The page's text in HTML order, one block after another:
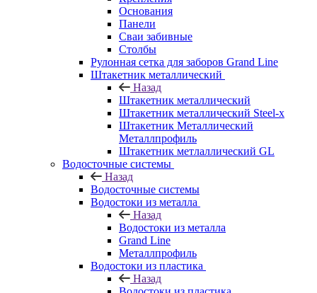
Основания
Панели
Сваи забивные
Столбы
Рулонная сетка для заборов Grand Line
Штакетник металлический
Назад
Штакетник металлический
Штакетник металлический Steel-x
Штакетник Металлический
Металлпрофиль
Штакетник метлаллический GL
Водосточные системы
Назад
Водосточные системы
Водостоки из металла
Назад
Водостоки из металла
Grand Line
Металлпрофиль
Водостоки из пластика
Назад